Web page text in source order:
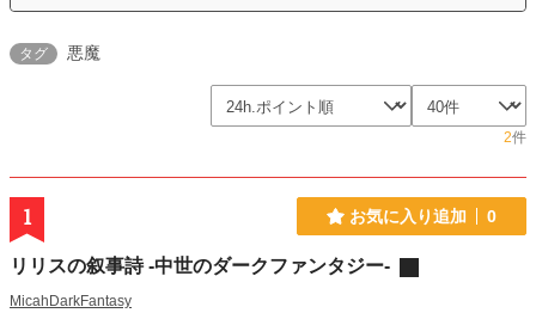
タグ 悪魔
2件
1 お気に入り追加 0
リリスの叙事詩 -中世のダークファンタジー-
MicahDarkFantasy